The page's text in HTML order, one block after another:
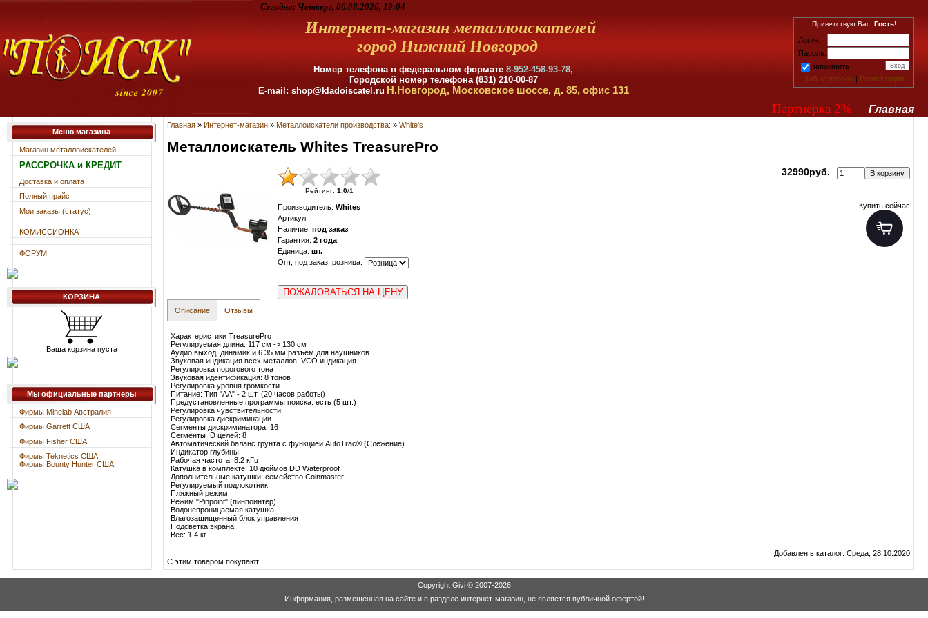
Сегодня: Четверг, 06.08.2026, 19:04
Интернет-магазин металлоискателей
город Нижний Новгород
Номер телефона в федеральном формате 8-952-458-93-78,
Городской номер телефона (831) 210-00-87
E-mail: shop@kladoiscatel.ru Н.Новгород, Московское шоссе, д. 85, офис 131
Приветствую Вас, Гость!
Логин:
Пароль:
запомнить
Забыл пароль | Регистрация
Партнёрка 2% Главная
Меню магазина
Магазин металлоискателей
РАССРОЧКА и КРЕДИТ
Доставка и оплата
Полный прайс
Мои заказы (статус)
КОМИССИОНКА
ФОРУМ
КОРЗИНА
Ваша корзина пуста
Мы официальные партнеры
Фирмы Minelab Австралия
Фирмы Garrett США
Фирмы Fisher США
Фирмы Teknetics США
Фирмы Bounty Hunter США
Главная » Интернет-магазин » Металлоискатели производства: » White's
Металлоискатель Whites TreasurePro
Рейтинг: 1.0/1
32990руб.
Производитель: Whites
Артикул:
Наличие: под заказ
Гарантия: 2 года
Единица: шт.
Опт, под заказ, розница:
ПОЖАЛОВАТЬСЯ НА ЦЕНУ
Купить сейчас
Описание Отзывы
Характеристики TreasurePro
Регулируемая длина: 117 см -> 130 см
Аудио выход: динамик и 6.35 мм разъем для наушников
Звуковая индикация всех металлов: VCO индикация
Регулировка порогового тона
Звуковая идентификация: 8 тонов
Регулировка уровня громкости
Питание: Тип "АА" - 2 шт. (20 часов работы)
Предустановленные программы поиска: есть (5 шт.)
Регулировка чувствительности
Регулировка дискриминации
Сегменты дискриминатора: 16
Сегменты ID целей: 8
Автоматический баланс грунта с функцией AutoTrac® (Слежение)
Индикатор глубины
Рабочая частота: 8.2 кГц
Катушка в комплекте: 10 дюймов DD Waterproof
Дополнительные катушки: семейство Coinmaster
Регулируемый подлокотник
Пляжный режим
Режим "Pinpoint" (пинпоинтер)
Водонепроницаемая катушка
Влагозащищенный блок управления
Подсветка экрана
Вес: 1,4 кг.
Добавлен в каталог: Среда, 28.10.2020
С этим товаром покупают
Copyright Givi© 2007-2026
Информация, размещенная на сайте и в разделе интернет-магазин, не является публичной офертой!